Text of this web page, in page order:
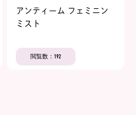
アンティーム フェミニン
ミスト
閲覧数：192